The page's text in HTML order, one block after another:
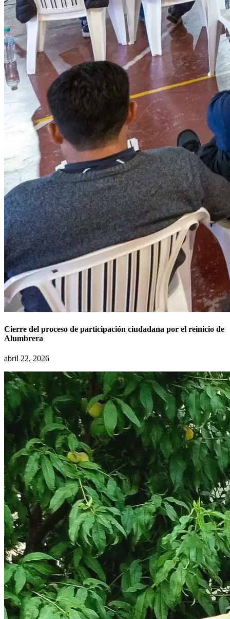
Cierre del proceso de participación ciudadana por el reinicio de
Alumbrera
abril 22, 2026